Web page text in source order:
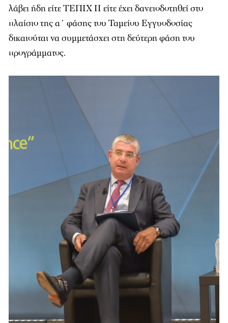
λάβει ήδη είτε ΤΕΠΙΧ ΙΙ είτε έχει δανειοδοτηθεί στο
πλαίσιο της α΄ φάσης του Ταμείου Εγγυοδοσίας
δικαιούται να συμμετάσχει στη δεύτερη φάση του
προγράμματος.